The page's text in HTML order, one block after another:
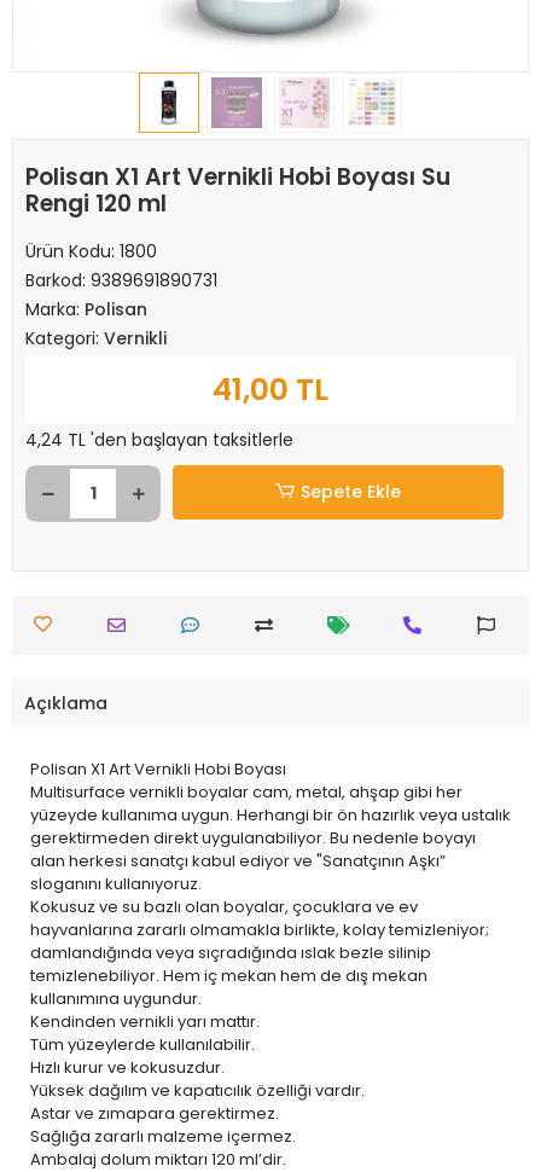
Polisan X1 Art Vernikli Hobi Boyası Su
Rengi 120 ml
Ürün Kodu: 1800
Barkod: 9389691890731
Marka: Polisan
Kategori: Vernikli
41,00 TL
4,24 TL 'den başlayan taksitlerle
Sepete Ekle
Açıklama
Polisan X1 Art Vernikli Hobi Boyası
Multisurface vernikli boyalar cam, metal, ahşap gibi her
yüzeyde kullanıma uygun. Herhangi bir ön hazırlık veya ustalık
gerektirmeden direkt uygulanabiliyor. Bu nedenle boyayı
alan herkesi sanatçı kabul ediyor ve "Sanatçının Aşkı”
sloganını kullanıyoruz.
Kokusuz ve su bazlı olan boyalar, çocuklara ve ev
hayvanlarına zararlı olmamakla birlikte, kolay temizleniyor;
damlandığında veya sıçradığında ıslak bezle silinip
temizlenebiliyor. Hem iç mekan hem de dış mekan
kullanımına uygundur.
Kendinden vernikli yarı mattır.
Tüm yüzeylerde kullanılabilir.
Hızlı kurur ve kokusuzdur.
Yüksek dağılım ve kapatıcılık özelliği vardır.
Astar ve zımapara gerektirmez.
Sağlığa zararlı malzeme içermez.
Ambalaj dolum miktarı 120 ml’dir.